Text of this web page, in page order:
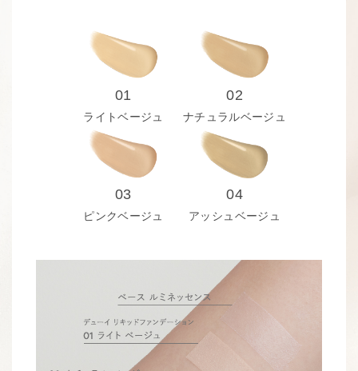
01
ライトベージュ
02
ナチュラルベージュ
03
ピンクベージュ
04
アッシュベージュ